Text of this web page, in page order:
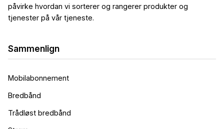
påvirke hvordan vi sorterer og rangerer produkter og
tjenester på vår tjeneste.
Sammenlign
Mobilabonnement
Bredbånd
Trådløst bredbånd